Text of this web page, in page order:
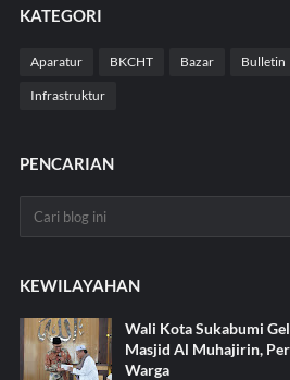
KATEGORI
Aparatur BKCHT Bazar Bulletin
Infrastruktur
PENCARIAN
KEWILAYAHAN
Wali Kota Sukabumi
Masjid Al Muhajirin,
Warga